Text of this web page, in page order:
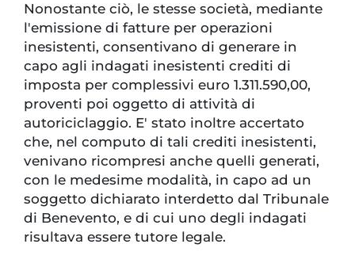
Nonostante ciò, le stesse società, mediante
l'emissione di fatture per operazioni
inesistenti, consentivano di generare in
capo agli indagati inesistenti crediti di
imposta per complessivi euro 1.311.590,00,
proventi poi oggetto di attività di
autoriciclaggio. E' stato inoltre accertato
che, nel computo di tali crediti inesistenti,
venivano ricompresi anche quelli generati,
con le medesime modalità, in capo ad un
soggetto dichiarato interdetto dal Tribunale
di Benevento, e di cui uno degli indagati
risultava essere tutore legale.